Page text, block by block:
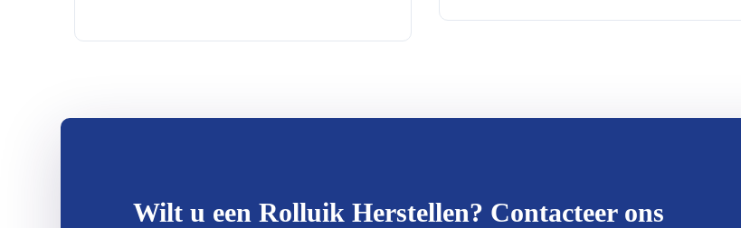
Wilt u een Rolluik Herstellen? Contacteer ons